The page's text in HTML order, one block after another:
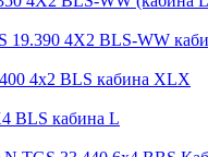
19.390 4X2 BLS-WW
4x2 BLS кабина XLX
BLS кабина L